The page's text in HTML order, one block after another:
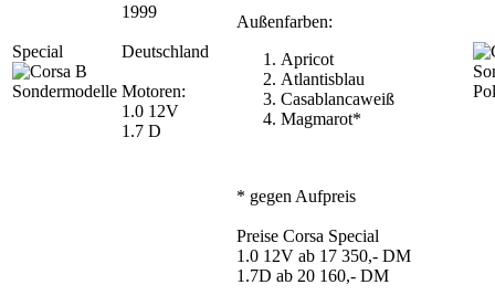
Special
1999
Deutschland
Motoren:
1.0 12V
1.7 D
Außenfarben:
Apricot
Atlantisblau
Casablancaweiß
Magmarot*
* gegen Aufpreis
Preise Corsa Special
1.0 12V ab 17 350,- DM
1.7D ab 20 160,- DM